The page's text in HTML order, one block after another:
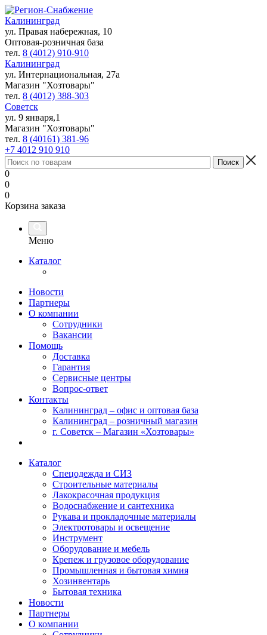
Калининград
ул. Правая набережная, 10
Оптовая-розничная база
тел. 8 (4012) 910-910
Калининград
ул. Интернациональная, 27а
Магазин "Хозтовары"
тел. 8 (4012) 388-303
Советск
ул. 9 января,1
Магазин "Хозтовары"
тел. 8 (40161) 381-96
+7 4012 910 910
0
0
0
Корзина заказа
Меню
Каталог
Новости
Партнеры
О компании
Сотрудники
Вакансии
Помощь
Доставка
Гарантия
Сервисные центры
Вопрос-ответ
Контакты
Калининград – офис и оптовая база
Калининград – розничный магазин
г. Советск – Магазин «Хозтовары»
Каталог
Спецодежда и СИЗ
Строительные материалы
Лакокрасочная продукция
Водоснабжение и сантехника
Рукава и прокладочные материалы
Электротовары и освещение
Инструмент
Оборудование и мебель
Крепеж и грузовое оборудование
Промышленная и бытовая химия
Хозинвентарь
Бытовая техника
Новости
Партнеры
О компании